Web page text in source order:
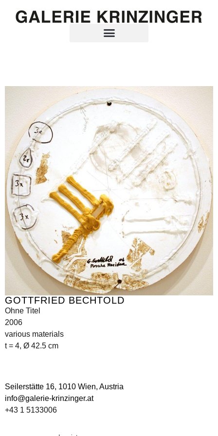
GOTTFRIED BECHTOLD
Ohne Titel
2006
various materials
t = 4, Ø 42.5 cm
Seilerstätte 16, 1010 Wien, Austria
info@galerie-krinzinger.at
+43 1 5133006